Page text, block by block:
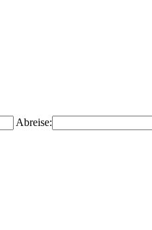
Abreise: